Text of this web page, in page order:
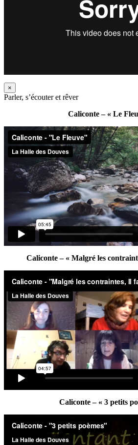
×
Parler, s’écouter et rêver
Caliconte – « Le
Caliconte – « Malgré les
Caliconte – « 3 petits